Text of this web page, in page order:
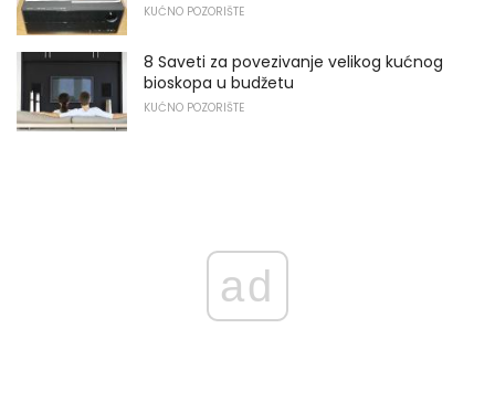
KUĆNO POZORIŠTE
8 Saveti za povezivanje velikog kućnog
bioskopa u budžetu
KUĆNO POZORIŠTE
ad